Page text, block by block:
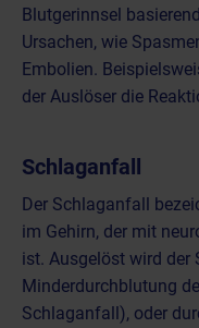
Blutgerinnsel
Ursachen, wie
Embolien.
der Auslöser die
Schlaganfall
Der Schlaganfall
im Gehirn, der mit
ist. Ausgelöst wird der
Minderdurchblutung
Schlaganfall), oder